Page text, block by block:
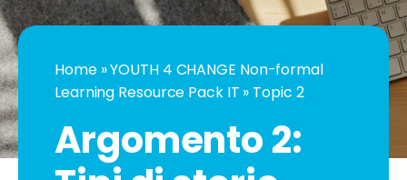
Home»YOUTH 4 CHANGE Non-formal
Learning Resource Pack IT » Topic 2
Argomento 2: